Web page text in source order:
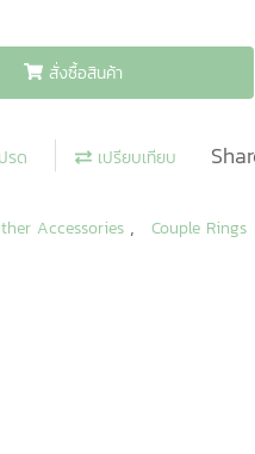
สั่งซื้อสินค้า
รด เปรียบเทียบ
Accessories , Couple Rings